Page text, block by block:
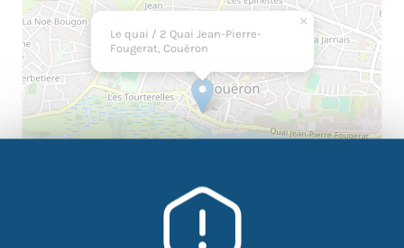
Le quai / 2 Quai Jean-Pierre-
Fougerat, Couëron
×